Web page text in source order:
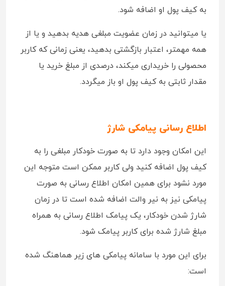
به کیف پول او اضافه شود.
یا میتوانید در زمان عضویت مبلغی هدیه بدهید و یا از
همه مهمتر، اعتبار بازگشتی بدهید، یعنی زمانی که کاربر
محصولی را خریداری میکند، درصدی از مبلغ خرید یا
مقدار ثابتی به کیف پول او باز میگردد.
اطلاع رسانی پیامکی شارژ
این امکان وجود دارد تا به صورت خودکار مبلغی را به
کیف پول اضافه کنید ولی کاربر ممکن است متوجه این
مورد نشود برای همین امکان اطلاع رسانی به صورت
پیامکی نیز به نیر والت اضافه شده است تا در زمان
شارژ شدن خودکار، یک پیامک اطلاع رسانی به همراه
مبلغ شارژ شده برای کاربر پیامک شود.
برای این مورد با سامانه پیامکی های زیر هماهنگ شده
است: